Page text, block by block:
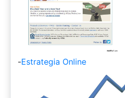
-Estrategia Online